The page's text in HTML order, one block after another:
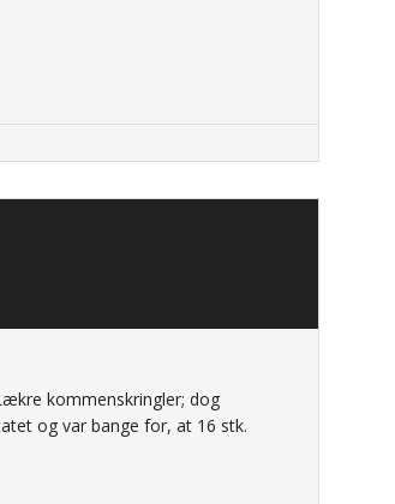
kommenskringler; dog
og var bange for, at 16 stk.